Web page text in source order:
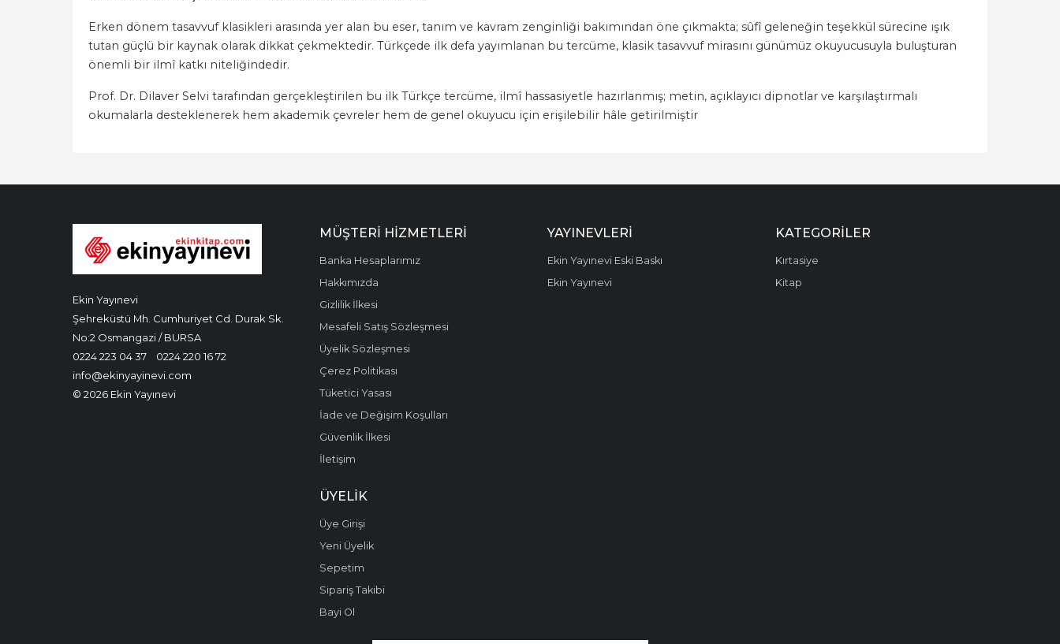
Erken dönem tasavvuf klasikleri arasında yer alan bu eser, tanım ve kavram zenginliği bakımından öne çıkmakta; sûfî geleneğin teşekkül sürecine ışık
tutan güçlü bir kaynak olarak dikkat çekmektedir. Türkçede ilk defa yayımlanan bu tercüme, klasik tasavvuf mirasını günümüz okuyucusuyla buluşturan
önemli bir ilmî katkı niteliğindedir.
Prof. Dr. Dilaver Selvi tarafından gerçekleştirilen bu ilk Türkçe tercüme, ilmî hassasiyetle hazırlanmış; metin, açıklayıcı dipnotlar ve karşılaştırmalı
okumalarla desteklenerek hem akademik çevreler hem de genel okuyucu için erişilebilir hâle getirilmiştir
Ekin Yayınevi
Şehreküstü Mh. Cumhuriyet Cd. Durak Sk.
No:2 Osmangazi / BURSA
0224 223 04 37
0224 220 16 72
info@ekinyayinevi.com
© 2026 Ekin Yayınevi
MÜŞTERI HIZMETLERI
Banka Hesaplarımız
Hakkımızda
Gizlilik İlkesi
Mesafeli Satış Sözleşmesi
Üyelik Sözleşmesi
Çerez Politikası
Tüketici Yasası
İade ve Değişim Koşulları
Güvenlik İlkesi
İletişim
YAYINEVLERI
Ekin Yayınevi Eski Baskı
Ekin Yayınevi
KATEGORILER
Kırtasiye
Kitap
ÜYELIK
Üye Girişi
Yeni Üyelik
Sepetim
Sipariş Takibi
Bayi Ol